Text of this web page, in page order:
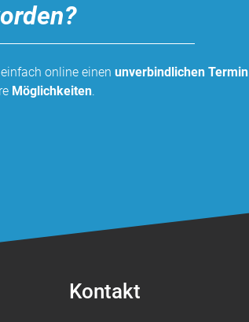
online einen unverbindlichen Termin
Möglichkeiten.
Kontakt